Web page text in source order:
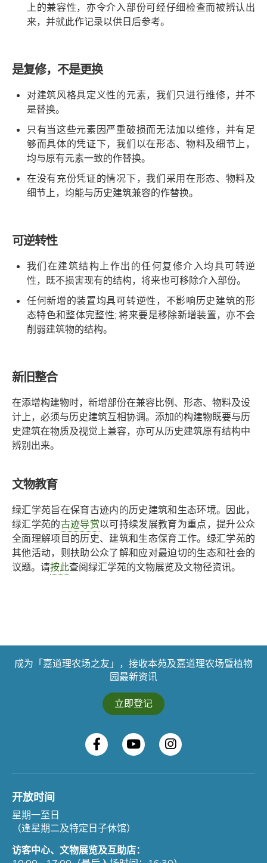
上的兼容性，亦令介入部份可经仔细检查而被辨认出
来，并就此作记录以供日后参考。
是复修，不是更换
对建筑风格具定义性的元素，我们只进行维修，并不
是替换。
只有当这些元素因严重破损而无法加以维修，并有足
够而具体的凭证下，我们以在形态、物料及细节上，
均与原有元素一致的作替换。
在没有充份凭证的情况下，我们采用在形态、物料及
细节上，均能与历史建筑兼容的作替换。
可逆转性
我们在建筑结构上作出的任何复修介入均具可转逆
性，既不损害现有的结构，将来也可移除介入部份。
任何新增的装置均具可转逆性，不影响历史建筑的形
态特色和整体完整性; 将来要是移除新增装置，亦不会
削弱建筑物的结构。
新旧整合
在添增构建物时，新增部份在兼容比例、形态、物料及设
计上，必须与历史建筑互相协调。添加的构建物既要与历
史建筑在物质及视觉上兼容，亦可从历史建筑原有结构中
辨别出来。
文物教育
绿汇学苑旨在保育古迹内的历史建筑和生态环境。因此，
绿汇学苑的古迹导赏以可持续发展教育为重点，提升公众
全面理解项目的历史、建筑和生态保育工作。绿汇学苑的
其他活动，则扶助公众了解和应对最迫切的生态和社会的
议题。请按此查阅绿汇学苑的文物展览及文物径资讯。
成为「嘉道理农场之友」，接收本苑及嘉道理农场暨植物
园最新资讯
立即登记
开放时间
星期一至日
（逢星期二及特定日子休馆）
访客中心、文物展览及互助店：